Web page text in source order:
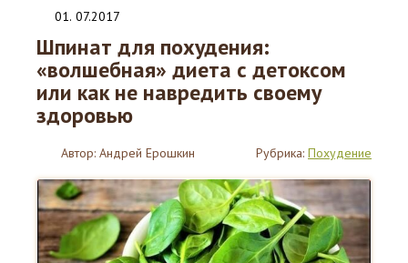
01. 07.2017
Шпинат для похудения:
«волшебная» диета с детоксом
или как не навредить своему
здоровью
Автор: Андрей Ерошкин Рубрика: Похудение